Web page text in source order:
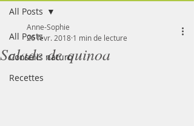
All Posts
Conseils naturo
Recettes
All Posts
Salade de quinoa
Anne-Sophie
26 févr. 2018 1 min de lecture